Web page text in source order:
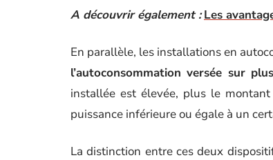
A découvrir également : Les
En parallèle, les installations en
l’autoconsommation versée sur
installée est élevée, plus le
puissance inférieure ou égale à un
La distinction entre ces deux